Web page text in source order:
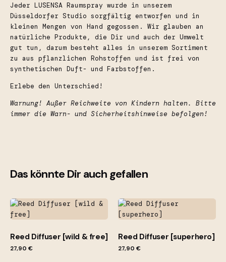
Jeder LUSENSA Raumspray wurde in unserem
Düsseldorfer Studio sorgfältig entworfen und in
kleinen Mengen von Hand gegossen. Wir glauben an
natürliche Produkte, die Dir und auch der Umwelt
gut tun, darum besteht alles in unserem Sortiment
zu aus pflanzlichen Rohstoffen und ist frei von
synthetischen Duft- und Farbstoffen.
Erlebe den Unterschied!
Warnung! Außer Reichweite von Kindern halten. Bitte
immer die Warn- und Sicherheitshinweise befolgen!
Duft wild & free
ACHTUNG!
Nur eingeloggte Kunden, die dieses Produkt gekauft
Das könnte Dir auch gefallen
Reed Diffuser [wild & free]
27,90 €
Reed Diffuser [superhero]
27,90 €